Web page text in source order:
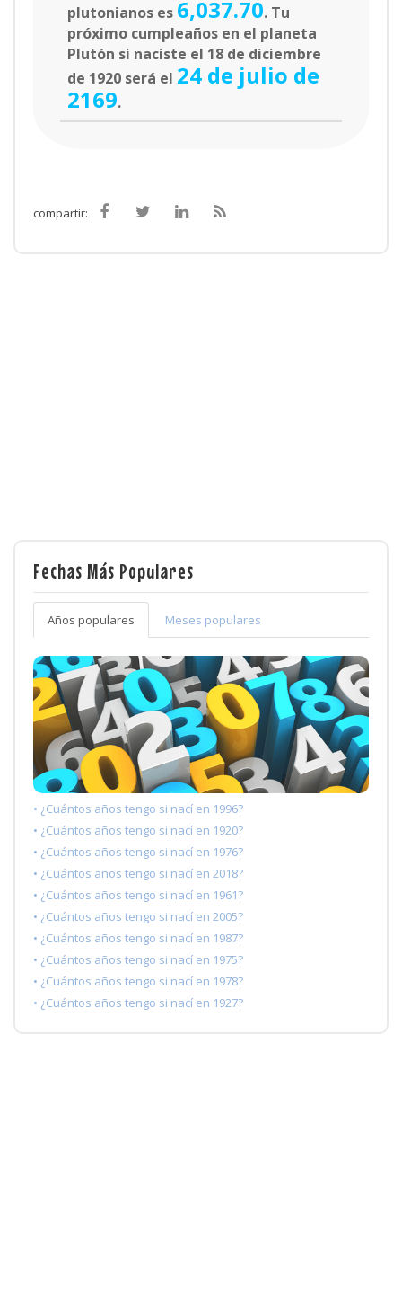
plutonianos es 6,037.70. Tu
próximo cumpleaños en el planeta
Plutón si naciste el 18 de diciembre
de 1920 será el 24 de julio de
2169.
compartir:
Fechas Más Populares
Años populares Meses populares
• ¿Cuántos años tengo si nací en 1996?
• ¿Cuántos años tengo si nací en 1920?
• ¿Cuántos años tengo si nací en 1976?
• ¿Cuántos años tengo si nací en 2018?
• ¿Cuántos años tengo si nací en 1961?
• ¿Cuántos años tengo si nací en 2005?
• ¿Cuántos años tengo si nací en 1987?
• ¿Cuántos años tengo si nací en 1975?
• ¿Cuántos años tengo si nací en 1978?
• ¿Cuántos años tengo si nací en 1927?